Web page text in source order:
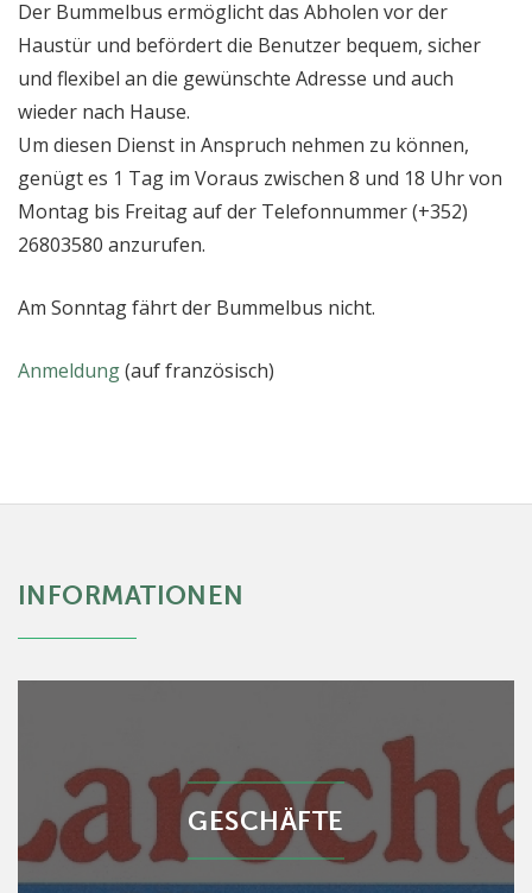
Der Bummelbus ermöglicht das Abholen vor der
Haustür und befördert die Benutzer bequem, sicher
und flexibel an die gewünschte Adresse und auch
wieder nach Hause.
Um diesen Dienst in Anspruch nehmen zu können,
genügt es 1 Tag im Voraus zwischen 8 und 18 Uhr von
Montag bis Freitag auf der Telefonnummer (+352)
26803580 anzurufen.
Am Sonntag fährt der Bummelbus nicht.
Anmeldung(auf französisch)
INFORMATIONEN
GESCHÄFTE